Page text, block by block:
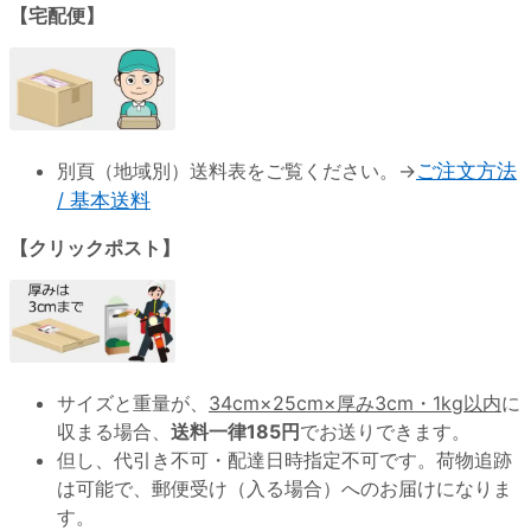
【宅配便】
別頁（地域別）送料表をご覧ください。→ご注文方法
/ 基本送料
【クリックポスト】
サイズと重量が、 34cm×25cm×厚み3cm・1kg以内に
収まる場合、 送料一律185円 でお送りできます。
但し、代引き不可・配達日時指定不可です。荷物追跡
は可能で、郵便受け（入る場合）へのお届けになりま
す。